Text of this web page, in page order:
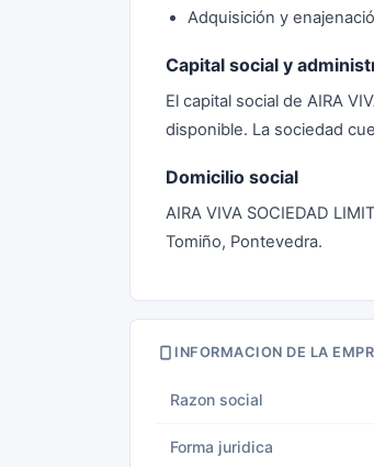
Adquisición y
Capital social y
El capital social de AIRA
disponible. La sociedad
Domicilio social
AIRA VIVA SOCIEDAD
Tomiño, Pontevedra.
INFORMACION DE LA
Razon social
Forma juridica